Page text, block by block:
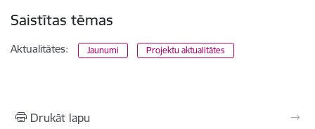
Saistītas tēmas
Aktualitātes: Jaunumi Projektu aktualitātes
Drukāt lapu